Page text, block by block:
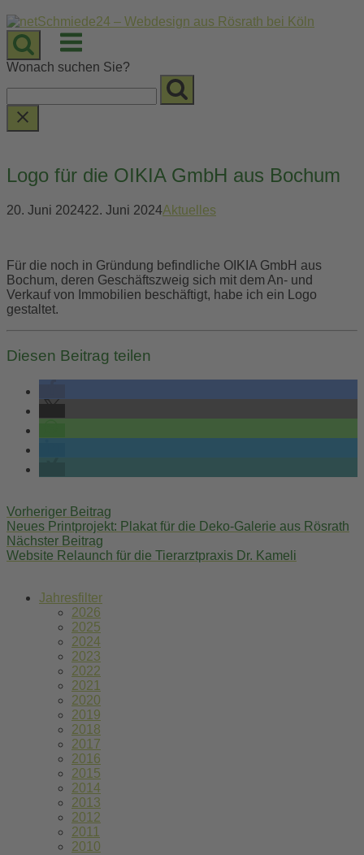
Skip
to
content
Menu
Wonach suchen Sie?
Logo für die OIKIA GmbH aus Bochum
20. Juni 202422. Juni 2024Aktuelles
Für die noch in Gründung befindliche OIKIA GmbH aus
Bochum, deren Geschäftszweig sich mit dem An- und
Verkauf von Immobilien beschäftigt, habe ich ein Logo
gestaltet.
Diesen Beitrag teilen
navigation
Vorheriger Beitrag
Neues Printprojekt: Plakat für die Deko-Galerie aus Rösrath
Nächster Beitrag
Website Relaunch für die Tierarztpraxis Dr. Kameli
Jahresfilter
2026
2025
2024
2023
2022
2021
2020
2019
2018
2017
2016
2015
2014
2013
2012
2011
2010